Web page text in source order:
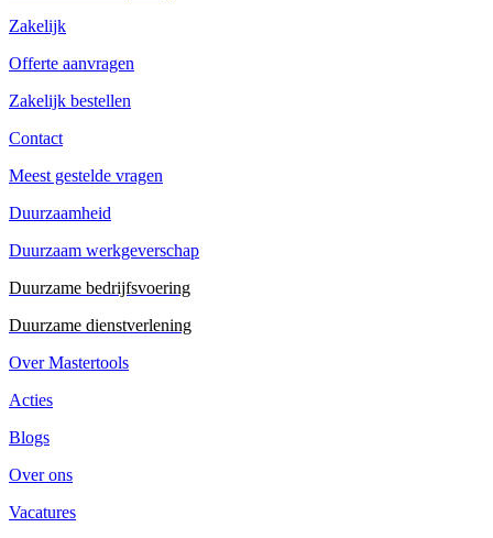
Zakelijk
Offerte aanvragen
Zakelijk bestellen
Contact
Meest gestelde vragen
Duurzaamheid
Duurzaam werkgeverschap
Duurzame bedrijfsvoering
Duurzame dienstverlening
Over Mastertools
Acties
Blogs
Over ons
Vacatures